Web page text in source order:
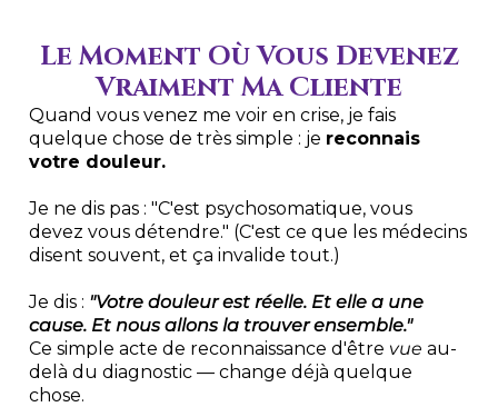
Le Moment Où Vous Devenez
Vraiment Ma Cliente
Quand vous venez me voir en crise, je fais
quelque chose de très simple : je reconnais
votre douleur.
Je ne dis pas : "C'est psychosomatique, vous
devez vous détendre." (C'est ce que les médecins
disent souvent, et ça invalide tout.)
Je dis : "Votre douleur est réelle. Et elle a une
cause. Et nous allons la trouver ensemble."
Ce simple acte de reconnaissance d'être vue au-
delà du diagnostic — change déjà quelque
chose.